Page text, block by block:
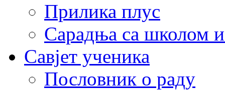
Прилика плус
Сарадња са школом
Савјет ученика
Пословник о раду